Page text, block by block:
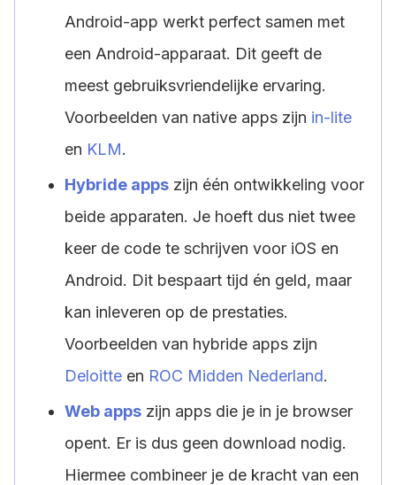
Android-app werkt perfect samen met
een Android-apparaat. Dit geeft de
meest gebruiksvriendelijke ervaring.
Voorbeelden van native apps zijn in-lite
en KLM.
Hybride apps zijn één ontwikkeling voor
beide apparaten. Je hoeft dus niet twee
keer de code te schrijven voor iOS en
Android. Dit bespaart tijd én geld, maar
kan inleveren op de prestaties.
Voorbeelden van hybride apps zijn
Deloitte en ROC Midden Nederland.
Web apps zijn apps die je in je browser
opent. Er is dus geen download nodig.
Hiermee combineer je de kracht van een